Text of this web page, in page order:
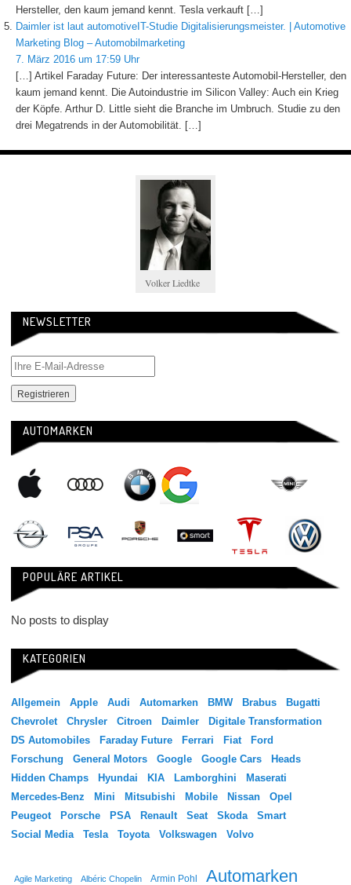
Hersteller, den kaum jemand kennt. Tesla verkauft […]
Daimler ist laut automotiveIT-Studie Digitalisierungsmeister. | Automotive
Marketing Blog – Automobilmarketing
7. März 2016 um 17:59 Uhr
[…] Artikel Faraday Future: Der interessanteste Automobil-Hersteller, den
kaum jemand kennt. Die Autoindustrie im Silicon Valley: Auch ein Krieg
der Köpfe. Arthur D. Little sieht die Branche im Umbruch. Studie zu den
drei Megatrends in der Automobilität. […]
Volker Liedtke
NEWSLETTER
AUTOMARKEN
POPULÄRE ARTIKEL
No posts to display
KATEGORIEN
Allgemein Apple Audi Automarken BMW Brabus
Bugatti
Chevrolet
Chrysler Citroen Daimler
Digitale Transformation
DS Automobiles
Faraday Future Ferrari Fiat
Ford
Forschung
General Motors Google Google Cars
Heads
Hidden Champs
Hyundai KIA Lamborghini
Maserati
Mercedes-Benz
Mini Mitsubishi Mobile Nissan
Opel
Peugeot
Porsche PSA Renault Seat Skoda
Smart
Social Media
Tesla Toyota Volkswagen Volvo
Agile Marketing Albéric Chopelin Armin Pohl Automarken